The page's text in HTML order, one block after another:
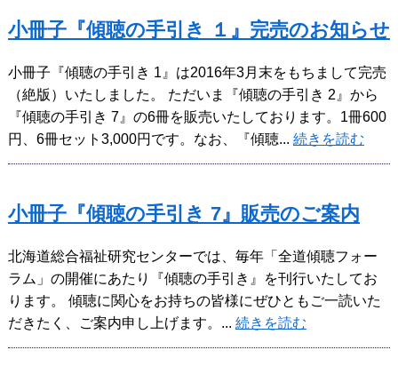
小冊子『傾聴の手引き １』完売のお知らせ
小冊子『傾聴の手引き 1』は2016年3月末をもちまして完売
（絶版）いたしました。 ただいま『傾聴の手引き 2』から
『傾聴の手引き 7』の6冊を販売いたしております。1冊600
円、6冊セット3,000円です。なお、『傾聴... 続きを読む
小冊子『傾聴の手引き 7』販売のご案内
北海道総合福祉研究センターでは、毎年「全道傾聴フォー
ラム」の開催にあたり『傾聴の手引き』を刊行いたしてお
ります。 傾聴に関心をお持ちの皆様にぜひともご一読いた
だきたく、ご案内申し上げます。... 続きを読む